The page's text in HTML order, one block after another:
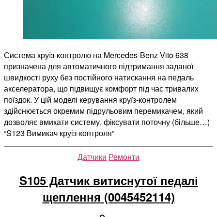
Система круїз-контролю на Mercedes-Benz Vito 638
призначена для автоматичного підтримання заданої
швидкості руху без постійного натискання на педаль
акселератора, що підвищує комфорт під час тривалих
поїздок. У цій моделі керування круїз-контролем
здійснюється окремим підрульовим перемикачем, який
дозволяє вмикати систему, фіксувати поточну (більше…)
“S123 Вимикач круіз-контроля”
Категорії
Датчики Ремонти
S105 Датчик витиснутої педалі
щеплення (0045452114)